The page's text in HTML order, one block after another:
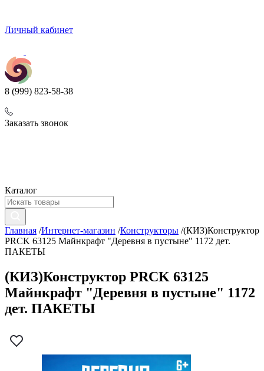
Личный кабинет
8 (999) 823-58-38
Заказать звонок
Каталог
Главная /Интернет-магазин /Конструкторы /(КИЗ)Конструктор
PRCK 63125 Майнкрафт "Деревня в пустыне" 1172 дет.
ПАКЕТЫ
(КИЗ)Конструктор PRCK 63125
Майнкрафт "Деревня в пустыне" 1172
дет. ПАКЕТЫ